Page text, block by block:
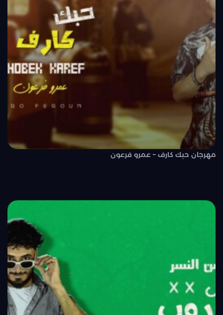
مهرجان حبك كارف – عمرو فرعون